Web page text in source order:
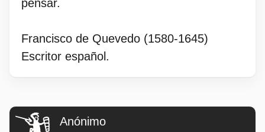
pensar.
Francisco de Quevedo (1580-1645)
Escritor español.
Anónimo